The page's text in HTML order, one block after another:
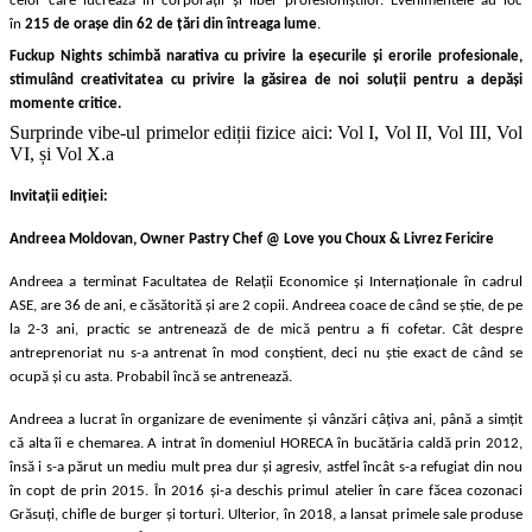
în 215 de orașe din 62 de țări din întreaga lume.
Fuckup Nights schimbă narativa cu privire la eșecurile și erorile profesionale,
stimulând creativitatea cu privire la găsirea de noi soluții pentru a depăși
momente critice.
Surprinde vibe-ul primelor ediții fizice aici: Vol I, Vol II, Vol III, Vol
VI, și Vol X.a
Invitații ediției:
Andreea Moldovan, Owner Pastry Chef @ Love you Choux & Livrez Fericire
Andreea a terminat Facultatea de Relații Economice și Internaționale în cadrul
ASE, are 36 de ani, e căsătorită și are 2 copii. Andreea coace de când se știe, de pe
la 2-3 ani, practic se antrenează de de mică pentru a fi cofetar. Cât despre
antreprenoriat nu s-a antrenat în mod conștient, deci nu știe exact de când se
ocupă și cu asta. Probabil încă se antrenează.
Andreea a lucrat în organizare de evenimente și vânzări câțiva ani, până a simțit
că alta îi e chemarea. A intrat în domeniul HORECA în bucătăria caldă prin 2012,
însă i s-a părut un mediu mult prea dur și agresiv, astfel încât s-a refugiat din nou
în copt de prin 2015. În 2016 și-a deschis primul atelier în care făcea cozonaci
Grăsuți, chifle de burger și torturi. Ulterior, în 2018, a lansat primele sale produse